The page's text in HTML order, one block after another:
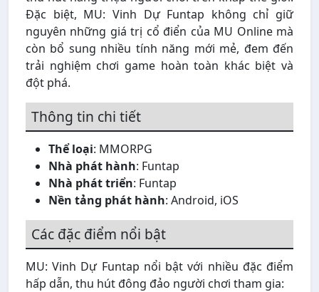
Đặc biệt, MU: Vinh Dự Funtap không chỉ giữ
nguyên những giá trị cổ điển của MU Online mà
còn bổ sung nhiều tính năng mới mẻ, đem đến
trải nghiệm chơi game hoàn toàn khác biệt và
đột phá.
Thông tin chi tiết
Thể loại: MMORPG
Nhà phát hành: Funtap
Nhà phát triển: Funtap
Nền tảng phát hành: Android, iOS
Các đặc điểm nổi bật
MU: Vinh Dự Funtap nổi bật với nhiều đặc điểm
hấp dẫn, thu hút đông đảo người chơi tham gia: